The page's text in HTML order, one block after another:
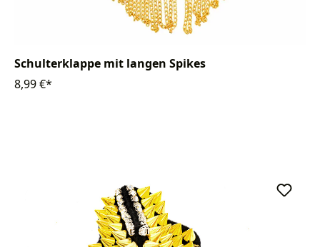
Schulterklappe mit langen Spikes
8,99 €*